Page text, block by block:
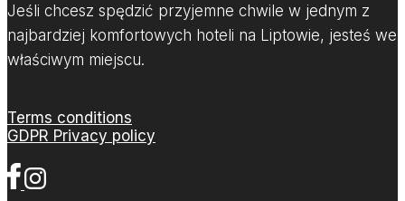
Jeśli chcesz spędzić przyjemne chwile w jednym z
najbardziej komfortowych hoteli na Liptowie, jesteś we
właściwym miejscu.
Terms conditions
GDPR Privacy policy